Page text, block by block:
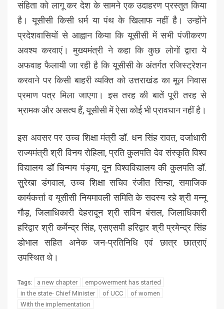
संहिता को लागू कर देश के सामने एक उदाहरण प्रस्तुत किया
है। यूसीसी किसी धर्म या पंथ के खिलाफ नहीं हैै। उन्होंने
प्रदेशवासियों से आह्वान किया कि यूसीसी में सभी पंजीकरण
अवश्य करवाएं। मुख्यमंत्री ने कहा कि कुछ लोगों द्वारा ये
अफवाह फैलायी जा रही है कि यूसीसी के अंतर्गत रजिस्ट्रेशन
करवाने पर किसी बाहरी व्यक्ति को उत्तराखंड का मूल निवास
प्रमाण पत्र मिला जाएगा। इस तरह की बातें पूरी तरह से
भ्रामक और असत्य हैं, यूसीसी में ऐसा कोई भी प्रावधान नहीं है।
इस अवसर पर उच्च शिक्षा मंत्री डॉ. धन सिंह रावत, दर्जाधारी
राज्यमंत्री श्री विनय रोहिला, प्रति कुलपति देव संस्कृति विश्व
विद्यालय डॉ चिन्मय पंड्या, दून विश्वविद्यालय की कुलपति डॉ.
सुरेखा डंगवाल, उच्च शिक्षा सचिव रंजीत सिन्हा, समाजिक
कार्यकर्त्ता व यूसीसी नियमावली समिति के सदस्य रहे श्री मन्नू
गौड़, जिलाधिकारी देहरादून श्री सविन बंसल, जिलाधिकारी
हरिद्वार श्री कर्मेन्द्र सिंह, एसएसपी हरिद्वार श्री प्रमेन्द्र सिंह
डोभाल सहित अनेक जन-प्रतिनिधि एवं छात्र छात्राएं
उपस्थित थे।
Tags: a new chapter
empowerment has started
in the state- Chief Minister
of UCC
of women
With the implementation